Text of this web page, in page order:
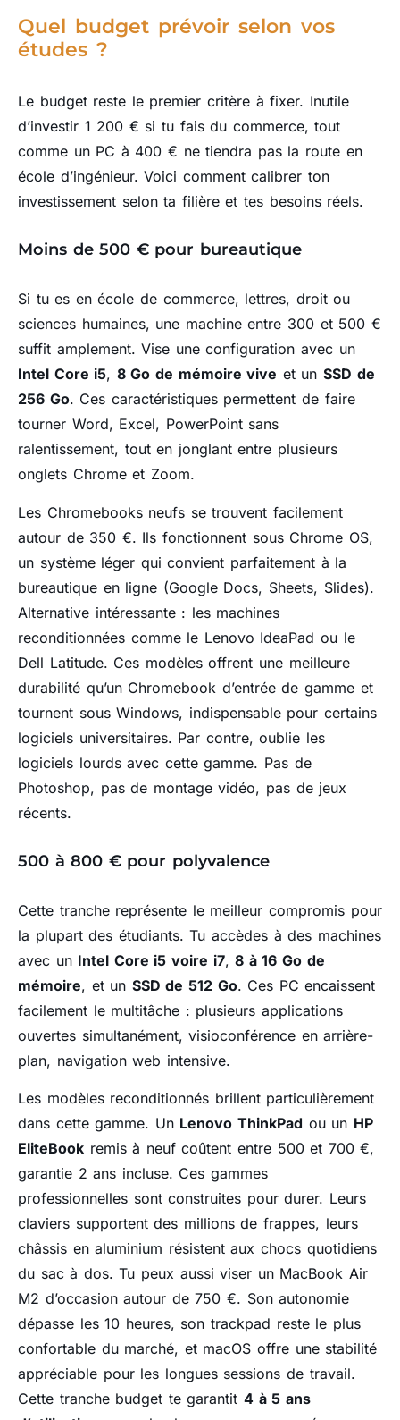
Quel budget prévoir selon vos
études ?
Le budget reste le premier critère à fixer. Inutile
d’investir 1 200 € si tu fais du commerce, tout
comme un PC à 400 € ne tiendra pas la route en
école d’ingénieur. Voici comment calibrer ton
investissement selon ta filière et tes besoins réels.
Moins de 500 € pour bureautique
Si tu es en école de commerce, lettres, droit ou
sciences humaines, une machine entre 300 et 500 €
suffit amplement. Vise une configuration avec un
Intel Core i5, 8 Go de mémoire vive et unSSD de
256 Go. Ces caractéristiques permettent de faire
tourner Word, Excel, PowerPoint sans
ralentissement, tout en jonglant entre plusieurs
onglets Chrome et Zoom.
Les Chromebooks neufs se trouvent facilement
autour de 350 €. Ils fonctionnent sous Chrome OS,
un système léger qui convient parfaitement à la
bureautique en ligne (Google Docs, Sheets, Slides).
Alternative intéressante : les machines
reconditionnées comme le Lenovo IdeaPad ou le
Dell Latitude. Ces modèles offrent une meilleure
durabilité qu’un Chromebook d’entrée de gamme et
tournent sous Windows, indispensable pour certains
logiciels universitaires. Par contre, oublie les
logiciels lourds avec cette gamme. Pas de
Photoshop, pas de montage vidéo, pas de jeux
récents.
500 à 800 € pour polyvalence
Cette tranche représente le meilleur compromis pour
la plupart des étudiants. Tu accèdes à des machines
avec un Intel Core i5 voire i7,8 à 16 Go de
mémoire, et un SSD de 512 Go. Ces PC encaissent
facilement le multitâche : plusieurs applications
ouvertes simultanément, visioconférence en arrière-
plan, navigation web intensive.
Les modèles reconditionnés brillent particulièrement
dans cette gamme. Un Lenovo ThinkPad ou un HP
EliteBook remis à neuf coûtent entre 500 et 700 €,
garantie 2 ans incluse. Ces gammes
professionnelles sont construites pour durer. Leurs
claviers supportent des millions de frappes, leurs
châssis en aluminium résistent aux chocs quotidiens
du sac à dos. Tu peux aussi viser un MacBook Air
M2 d’occasion autour de 750 €. Son autonomie
dépasse les 10 heures, son trackpad reste le plus
confortable du marché, et macOS offre une stabilité
appréciable pour les longues sessions de travail.
Cette tranche budget te garantit4 à 5 ans